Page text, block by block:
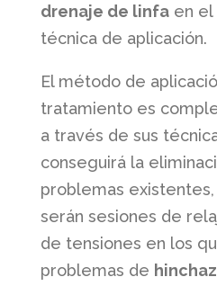
drenaje de linfaen el
técnica de aplicación.
El método de
tratamiento es
a través de sus
conseguirá la
problemas
serán sesiones de
de tensiones en los
problemas de